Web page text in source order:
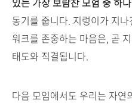
동기를 줍니다. 지렁이가 지
워크를 존중하는 마음은, 곧
태도와 직결됩니다.
다음 모임에서도 우리는 자연